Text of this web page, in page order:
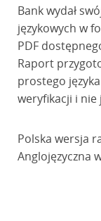
Bank wydał
językowych w
PDF
Raport
prostego
weryfikacji i
Polska wersja
Anglojęzyczna